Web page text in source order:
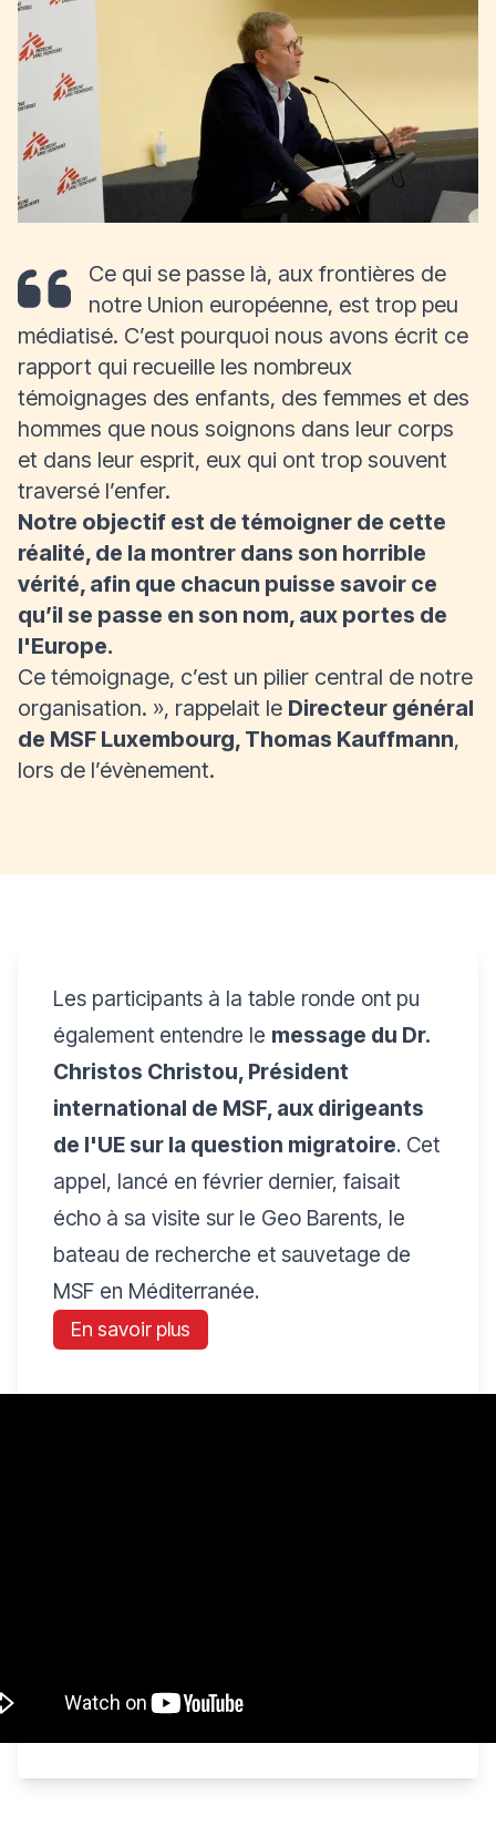
Ce qui se passe là, aux frontières de
notre Union européenne, est trop peu
médiatisé. C’est pourquoi nous avons écrit ce
rapport qui recueille les nombreux
témoignages des enfants, des femmes et des
hommes que nous soignons dans leur corps
et dans leur esprit, eux qui ont trop souvent
traversé l’enfer.
Notre objectif est de témoigner de cette
réalité, de la montrer dans son horrible
vérité, afin que chacun puisse savoir ce
qu’il se passe en son nom, aux portes de
l'Europe.
Ce témoignage, c’est un pilier central de notre
organisation. », rappelait le Directeur général
de MSF Luxembourg, Thomas Kauffmann,
lors de l’évènement.
Les participants à la table ronde ont pu
également entendre le message du Dr.
Christos Christou, Président
international de MSF, aux dirigeants
de l'UE sur la question migratoire. Cet
appel, lancé en février dernier, faisait
écho à sa visite sur le Geo Barents, le
bateau de recherche et sauvetage de
MSF en Méditerranée.
En savoir plus